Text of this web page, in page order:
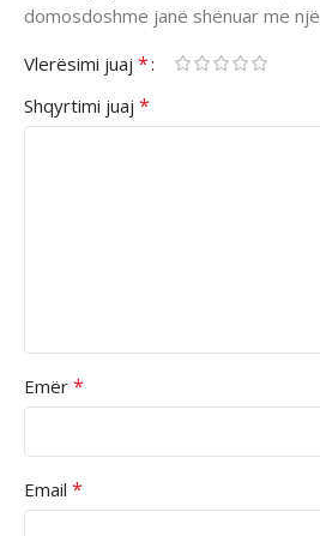
domosdoshme janë shënuar me një
Vlerësimi juaj *
Shqyrtimi juaj *
Emër *
Email *